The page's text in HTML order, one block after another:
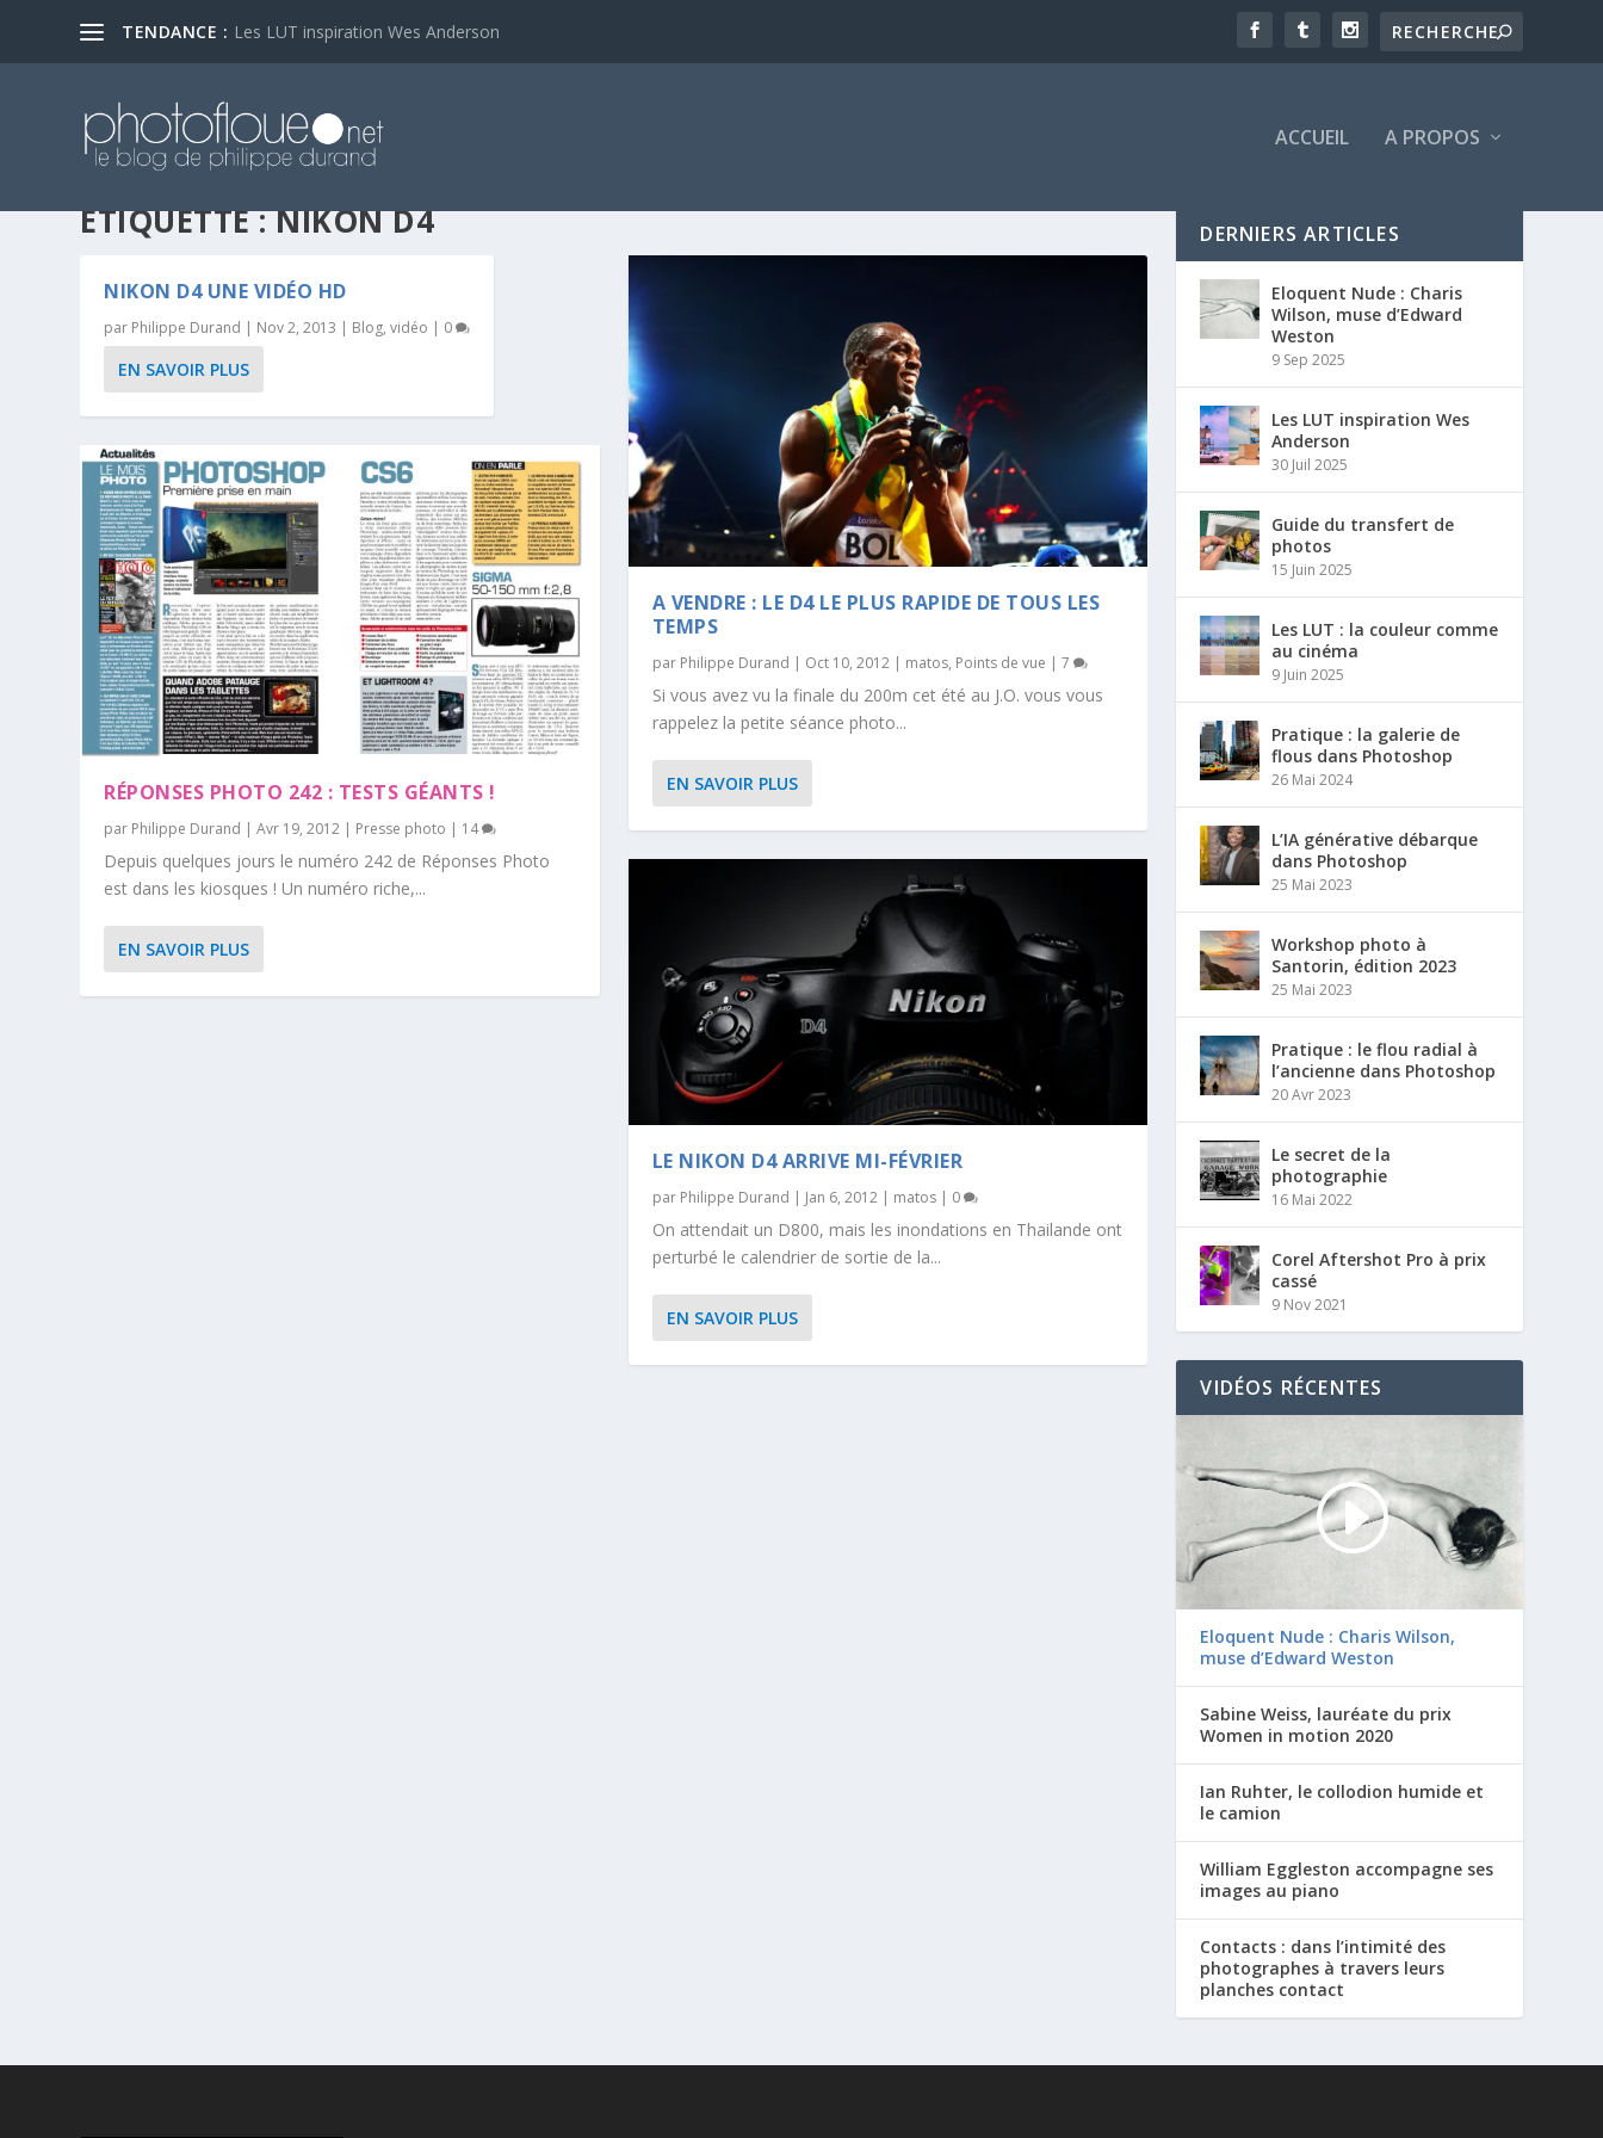
TENDANCE : Les LUT inspiration Wes Anderson
ACCUEIL A PROPOS
ÉTIQUETTE :NIKON D4
NIKON D4 UNE VIDÉO HD
par Philippe Durand | Nov 2, 2013 | Blog,vidéo | 0
EN SAVOIR PLUS
RÉPONSES PHOTO 242 : TESTS GÉANTS !
par Philippe Durand |Avr 19, 2012 | Presse photo | 14
Depuis quelques jours le numéro 242 de Réponses Photo
est dans les kiosques ! Un numéro riche,...
EN SAVOIR PLUS
A VENDRE : LE D4 LE PLUS RAPIDE DE TOUS LES
TEMPS
par Philippe Durand | Oct 10, 2012| matos, Points de vue | 7
Si vous avez vu la finale du 200m cet été au J.O. vous vous
rappelez la petite séance photo...
EN SAVOIR PLUS
LE NIKON D4 ARRIVE MI-FÉVRIER
par Philippe Durand | Jan 6, 2012| matos| 0
On attendait un D800, mais les inondations en Thailande ont
perturbé le calendrier de sortie de la...
EN SAVOIR PLUS
DERNIERS ARTICLES
Eloquent Nude : Charis
Wilson, muse d’Edward
Weston
9 Sep 2025
Les LUT inspiration Wes
Anderson
30 Juil 2025
Guide du transfert de
photos
15 Juin 2025
Les LUT : la couleur comme
au cinéma
9 Juin 2025
Pratique : la galerie de
flous dans Photoshop
26 Mai 2024
L’IA générative débarque
dans Photoshop
25 Mai 2023
Workshop photo à
Santorin, édition 2023
25 Mai 2023
Pratique : le flou radial à
l’ancienne dans Photoshop
20 Avr 2023
Le secret de la
photographie
16 Mai 2022
Corel Aftershot Pro à prix
cassé
9 Nov 2021
VIDÉOS RÉCENTES
Eloquent Nude : Charis Wilson,
muse d’Edward Weston
Sabine Weiss, lauréate du prix
Women in motion 2020
Ian Ruhter, le collodion humide et
le camion
William Eggleston accompagne ses
images au piano
Contacts : dans l’intimité des
photographes à travers leurs
planches contact